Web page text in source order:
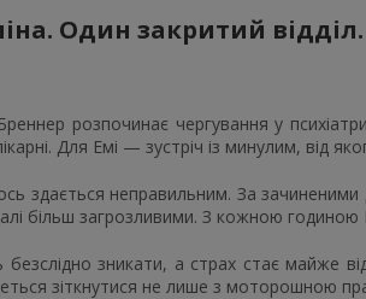
Один закритий
розпочинає чергування у
Для Емі — зустріч із минулим, від
здається неправильним. За
більш загрозливими. З кожною
зникати, а страх стає майже
зіткнутися не лише з моторошною